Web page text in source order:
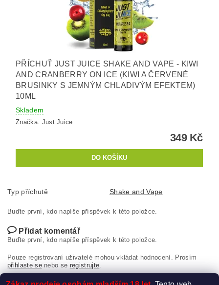
PŘÍCHUŤ JUST JUICE SHAKE AND VAPE - KIWI
AND CRANBERRY ON ICE (KIWI A ČERVENÉ
BRUSINKY S JEMNÝM CHLADIVÝM EFEKTEM)
10ML
Skladem
Značka: Just Juice
349 Kč
Typ příchutě Shake and Vape
Buďte první, kdo napíše příspěvek k této položce.
Přidat komentář
Buďte první, kdo napíše příspěvek k této položce.
Pouze registrovaní uživatelé mohou vkládat hodnocení. Prosím
přihlaste senebo se registrujte